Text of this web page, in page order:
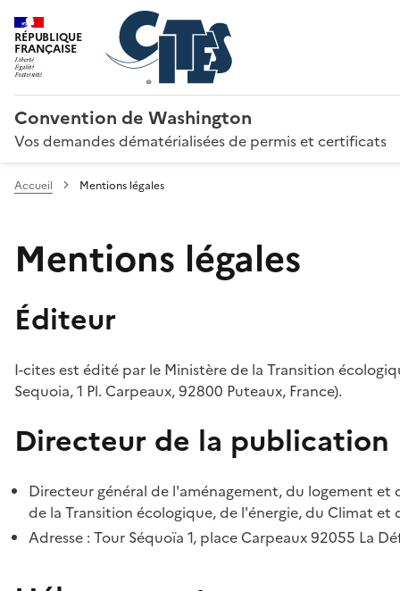
RÉPUBLIQUE
FRANÇAISE
Convention de Washington
Vos demandes dématérialisées de permis et certificats
Accueil Mentions légales
Mentions légales
Éditeur
I-cites est édité par le Ministère de la Transition
Sequoia, 1 Pl. Carpeaux, 92800 Puteaux, France).
Directeur de la publication
Directeur général de l'aménagement, du logement
de la Transition écologique, de l'énergie, du Climat et
Adresse : Tour Séquoïa 1, place Carpeaux 92055 La